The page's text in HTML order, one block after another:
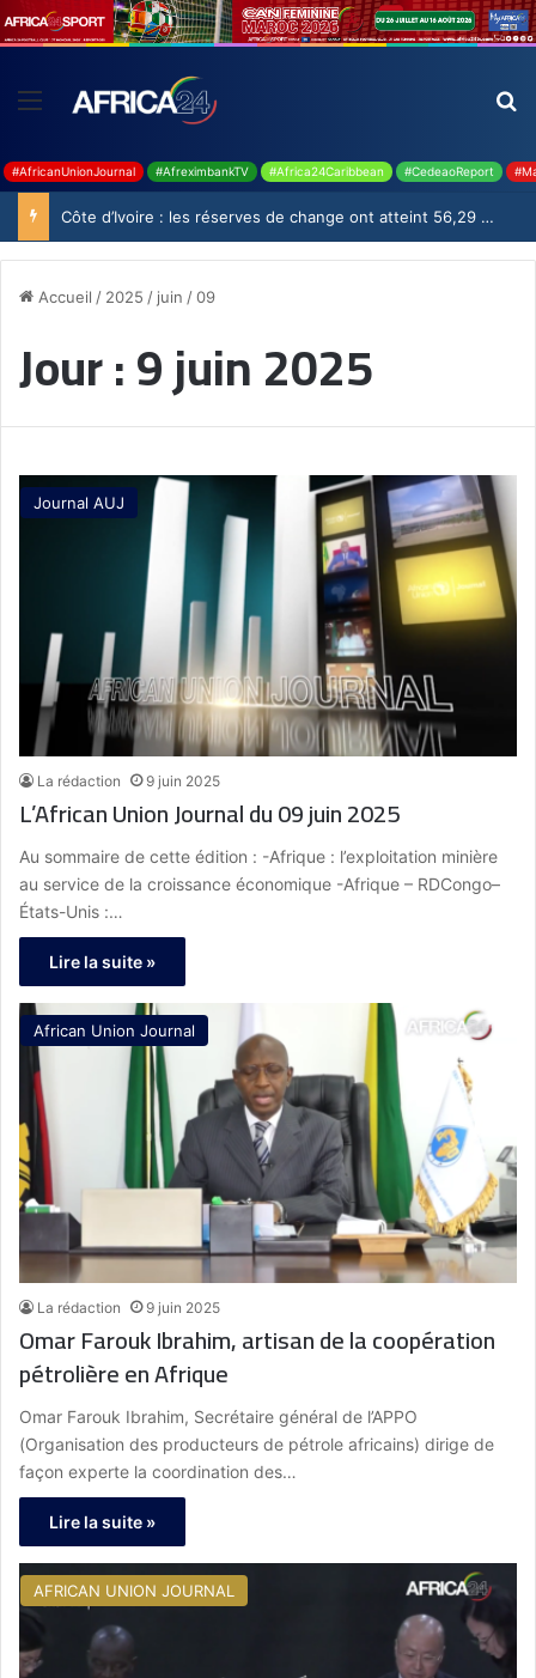
#AfricanUnionJournal #AfreximbankTV #Africa24Caribbean #CedeaoReport
Côte d’Ivoire : les réserves de change ont atteint 56,29 milliards USD en juillet
Accueil / 2025 / juin /09
Jour :9 juin 2025
Journal AUJ
La rédaction 9 juin 2025
L’African Union Journal du 09 juin 2025
Au sommaire de cette édition : -Afrique : l’exploitation minière
au service de la croissance économique -Afrique – RDCongo–
États-Unis :…
Lire la suite »
African Union Journal
La rédaction 9 juin 2025
Omar Farouk Ibrahim, artisan de la coopération
pétrolière en Afrique
Omar Farouk Ibrahim, Secrétaire général de l’APPO
(Organisation des producteurs de pétrole africains) dirige de
façon experte la coordination des…
Lire la suite »
AFRICAN UNION JOURNAL